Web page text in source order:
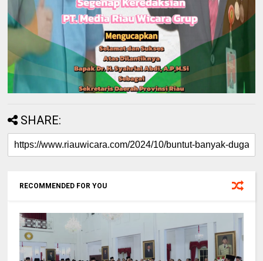
SHARE:
RECOMMENDED FOR YOU